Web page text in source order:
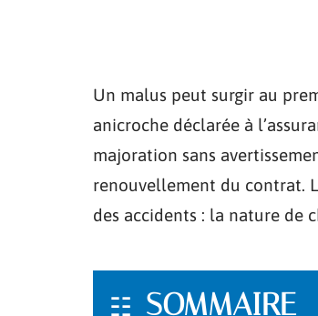
Un malus peut surgir au
anicroche déclarée à
majoration sans
renouvellement du contrat.
des accidents : la nature de
SOMMAIRE